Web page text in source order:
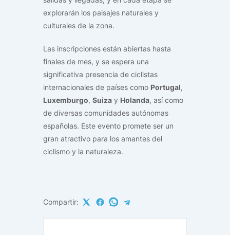
explorarán los paisajes naturales y
culturales de la zona.
Las inscripciones están abiertas hasta
finales de mes, y se espera una
significativa presencia de ciclistas
internacionales de países como Portugal,
Luxemburgo, Suiza y Holanda, así como
de diversas comunidades autónomas
españolas. Este evento promete ser un
gran atractivo para los amantes del
ciclismo y la naturaleza.
Compartir: